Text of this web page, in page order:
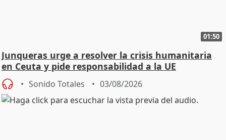
01:50
Junqueras urge a resolver la crisis humanitaria
en Ceuta y pide responsabilidad a la UE
Sonido Totales 03/08/2026